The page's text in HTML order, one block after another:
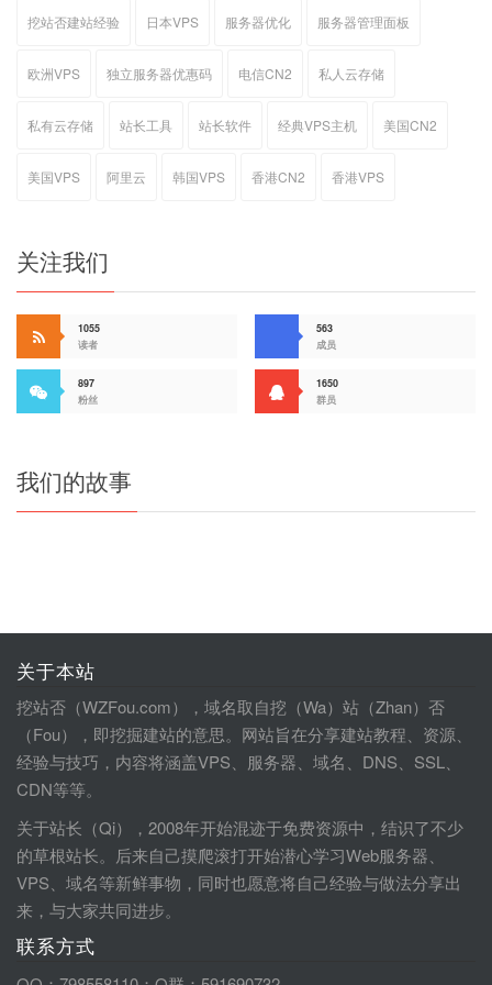
挖站否建站经验 日本VPS 服务器优化 服务器管理面板
欧洲VPS 独立服务器优惠码 电信CN2 私人云存储
私有云存储 站长工具 站长软件 经典VPS主机 美国CN2
美国VPS 阿里云 韩国VPS 香港CN2 香港VPS
关注我们
1055
读者
563
成员
897
粉丝
1650
群员
我们的故事
关于本站
挖站否（WZFou.com），域名取自挖（Wa）站（Zhan）否
（Fou），即挖掘建站的意思。网站旨在分享建站教程、资源、
经验与技巧，内容将涵盖VPS、服务器、域名、DNS、SSL、
CDN等等。
关于站长（Qi），2008年开始混迹于免费资源中，结识了不少
的草根站长。后来自己摸爬滚打开始潜心学习Web服务器、
VPS、域名等新鲜事物，同时也愿意将自己经验与做法分享出
来，与大家共同进步。
联系方式